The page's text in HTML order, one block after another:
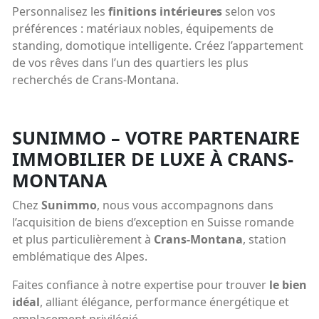
Personnalisez les finitions intérieures selon vos
préférences : matériaux nobles, équipements de
standing, domotique intelligente. Créez l’appartement
de vos rêves dans l’un des quartiers les plus
recherchés de Crans-Montana.
SUNIMMO – VOTRE PARTENAIRE
IMMOBILIER DE LUXE À CRANS-
MONTANA
Chez Sunimmo, nous vous accompagnons dans
l’acquisition de biens d’exception en Suisse romande
et plus particulièrement à Crans-Montana, station
emblématique des Alpes.
Faites confiance à notre expertise pour trouver le bien
idéal, alliant élégance, performance énergétique et